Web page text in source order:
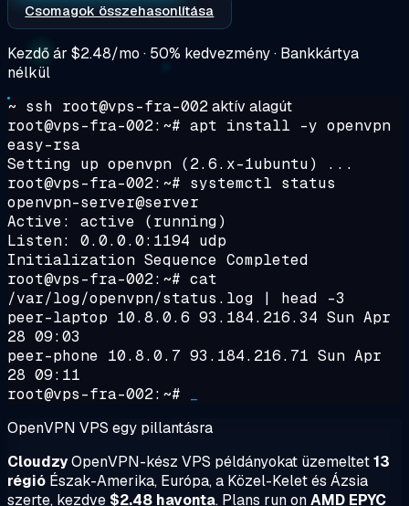
Csomagok összehasonlítása
Kezdő ár $2.48/mo · 50% kedvezmény · Bankkártya
nélkül
~ ssh root@vps-fra-002aktív alagút
root@vps-fra-002:~# apt install -y openvpn
easy-rsa
Setting up openvpn (2.6.x-1ubuntu) ...
root@vps-fra-002:~# systemctl status
openvpn-server@server
Active: active (running)
Listen: 0.0.0.0:1194 udp
Initialization Sequence Completed
root@vps-fra-002:~# cat
/var/log/openvpn/status.log | head -3
peer-laptop 10.8.0.6 93.184.216.34 Sun Apr
28 09:03
peer-phone 10.8.0.7 93.184.216.71 Sun Apr
28 09:11
root@vps-fra-002:~#
OpenVPN VPS egy pillantásra
CloudzyOpenVPN-kész VPS példányokat üzemeltet13
régió Észak-Amerika, Európa, a Közel-Kelet és Ázsia
szerte, kezdve $2.48 havonta. Plans run onAMD EPYC